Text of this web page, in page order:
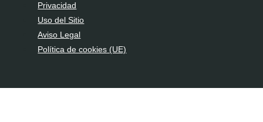
Privacidad
Uso del Sitio
Aviso Legal
Política de cookies (UE)